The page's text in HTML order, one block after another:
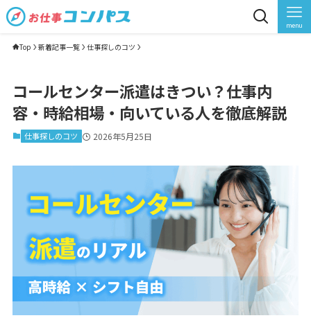
menu
Top 新着記事一覧 仕事探しのコツ
コールセンター派遣はきつい？仕事内
容・時給相場・向いている人を徹底解説
仕事探しのコツ 2026年5月25日